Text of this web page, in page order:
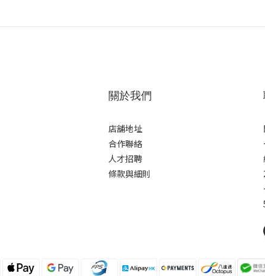
關於我們
店舖地址
合作聯絡
人才招聘
條款與細則